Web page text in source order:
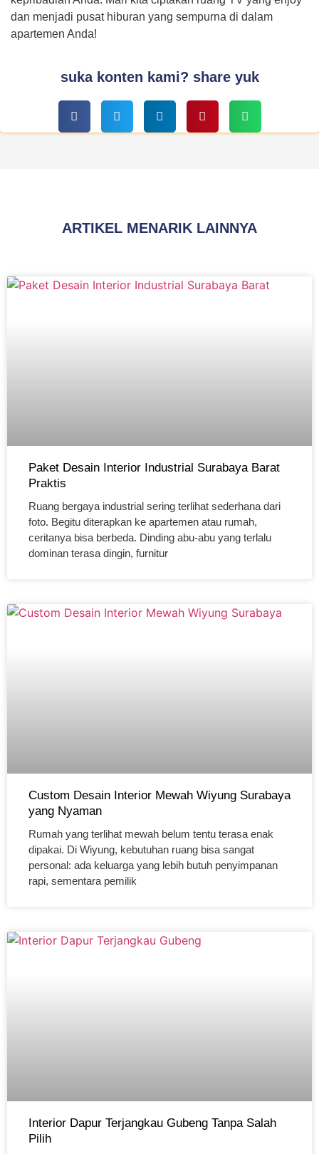
dan menjadi pusat hiburan yang sempurna di dalam
apartemen Anda!
suka konten kami? share yuk
ARTIKEL MENARIK LAINNYA
Paket Desain Interior Industrial Surabaya Barat
Praktis
Ruang bergaya industrial sering terlihat sederhana dari
foto. Begitu diterapkan ke apartemen atau rumah,
ceritanya bisa berbeda. Dinding abu-abu yang terlalu
dominan terasa dingin, furnitur
Custom Desain Interior Mewah Wiyung Surabaya
yang Nyaman
Rumah yang terlihat mewah belum tentu terasa enak
dipakai. Di Wiyung, kebutuhan ruang bisa sangat
personal: ada keluarga yang lebih butuh penyimpanan
rapi, sementara pemilik
Interior Dapur Terjangkau Gubeng Tanpa Salah
Pilih